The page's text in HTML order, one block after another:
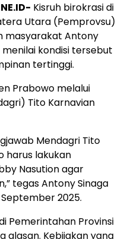
Kisruh birokrasi di
Utara (Pemprovsu)
masyarakat Antony
kondisi tersebut
tertinggi.
Prabowo melalui
Tito Karnavian
Mendagri Tito
harus lakukan
Nasution agar
tegas Antony Sinaga
2025.
Pemerintahan Provinsi
alasan. Kebijakan yang